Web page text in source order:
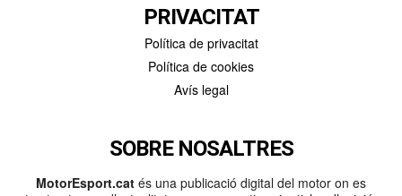
PRIVACITAT
Política de privacitat
Política de cookies
Avís legal
SOBRE NOSALTRES
MotorEsport.cat és una publicació digital del motor on es